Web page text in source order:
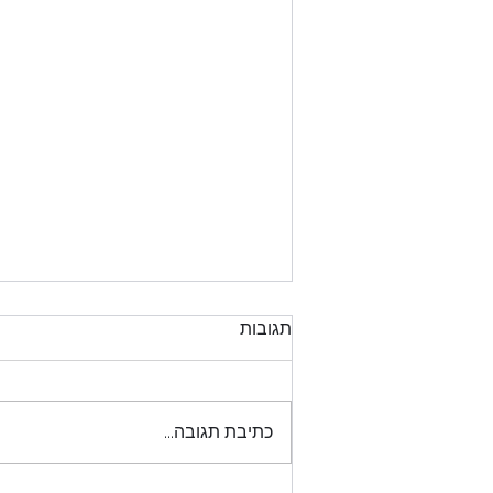
תגובות
כתיבת תגובה...